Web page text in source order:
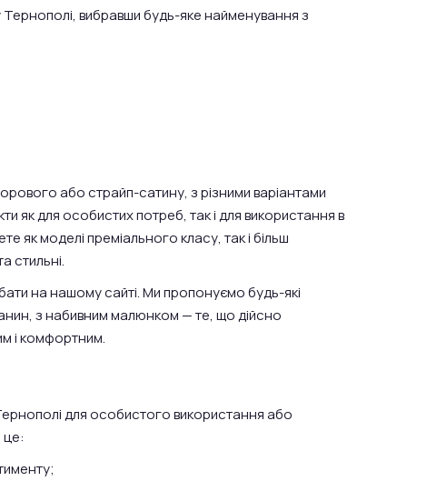
Тернополі, вибравши будь-яке найменування з
або страйп-сатину, з різними варіантами
як для особистих потреб, так і для використання в
як моделі преміального класу, так і більш
стильні.
на нашому сайті. Ми пропонуємо будь-які
з набивним малюнком — те, що дійсно
і комфортним.
для особистого використання або
це: